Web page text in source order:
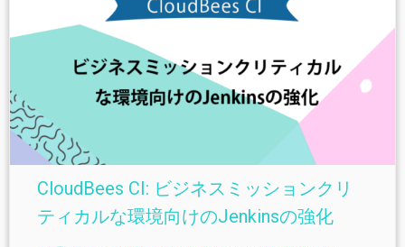
CloudBees CI: ビジネスミッションクリ
ティカルな環境向けのJenkinsの強化